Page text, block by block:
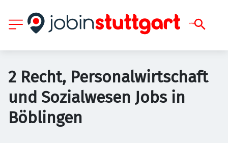
2 Recht, Personalwirtschaft
und Sozialwesen Jobs in
Böblingen